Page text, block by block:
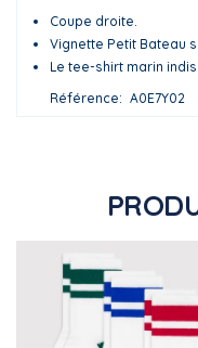
Coupe droite.
Vignette Petit Bateau
Le tee-shirt marin
Référence
A0E7Y02